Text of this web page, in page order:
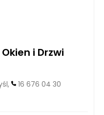
i Drzwi
16 676 04 30